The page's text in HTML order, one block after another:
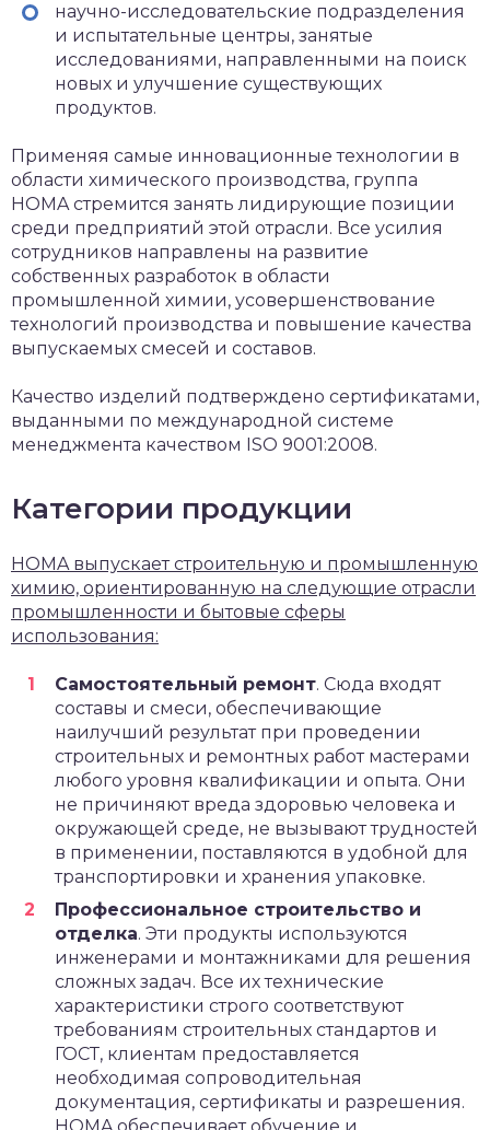
научно-исследовательские подразделения
и испытательные центры, занятые
исследованиями, направленными на поиск
новых и улучшение существующих
продуктов.
Применяя самые инновационные технологии в
области химического производства, группа
HOMA стремится занять лидирующие позиции
среди предприятий этой отрасли. Все усилия
сотрудников направлены на развитие
собственных разработок в области
промышленной химии, усовершенствование
технологий производства и повышение качества
выпускаемых смесей и составов.
Качество изделий подтверждено сертификатами,
выданными по международной системе
менеджмента качеством ISO 9001:2008.
Категории продукции
HOMA выпускает строительную и промышленную
химию, ориентированную на следующие отрасли
промышленности и бытовые сферы
использования:
Самостоятельный ремонт. Сюда входят
составы и смеси, обеспечивающие
наилучший результат при проведении
строительных и ремонтных работ мастерами
любого уровня квалификации и опыта. Они
не причиняют вреда здоровью человека и
окружающей среде, не вызывают трудностей
в применении, поставляются в удобной для
транспортировки и хранения упаковке.
Профессиональное строительство и
отделка. Эти продукты используются
инженерами и монтажниками для решения
сложных задач. Все их технические
характеристики строго соответствуют
требованиям строительных стандартов и
ГОСТ, клиентам предоставляется
необходимая сопроводительная
документация, сертификаты и разрешения.